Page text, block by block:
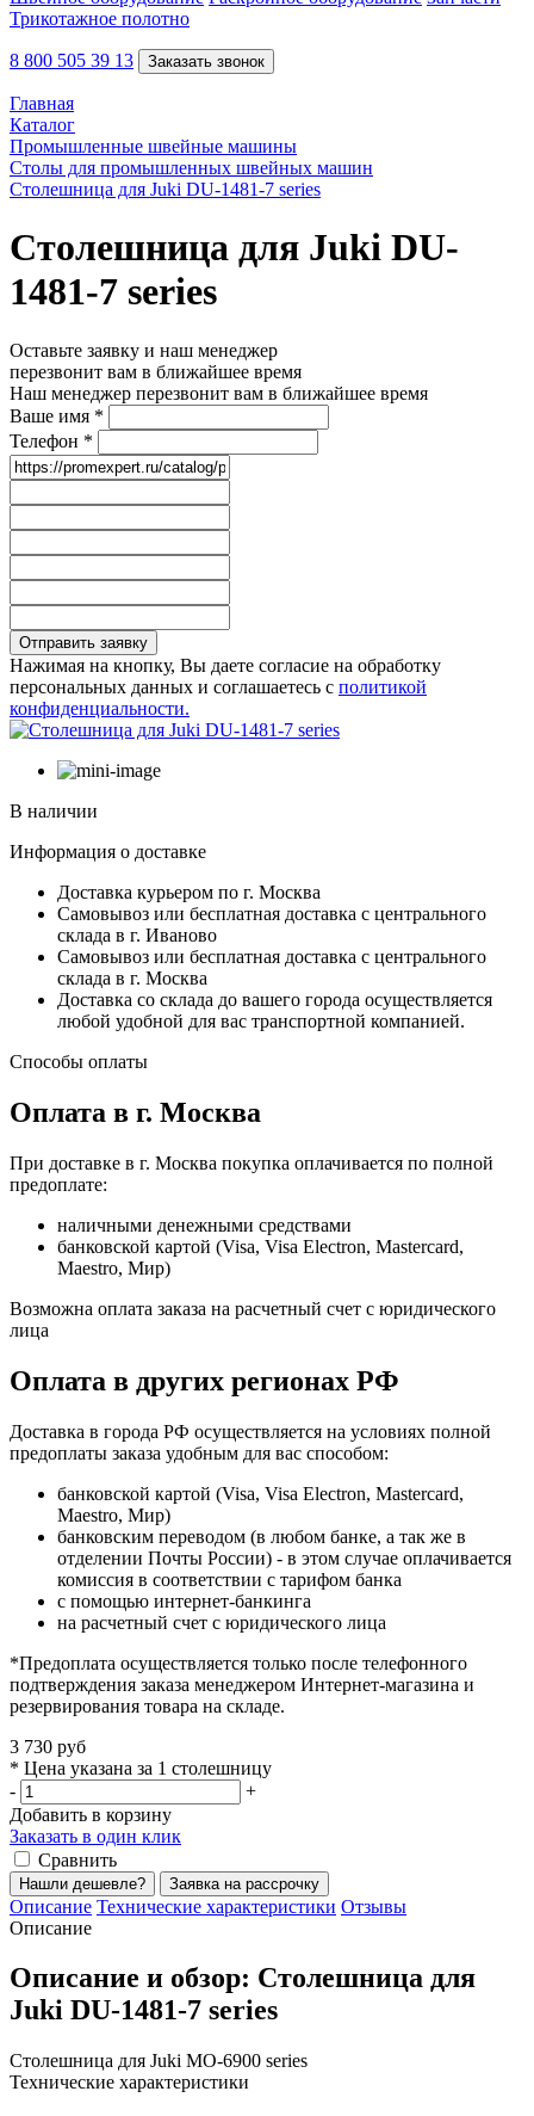
Трикотажное полотно
8 800 505 39 13 Заказать звонок
Главная
Каталог
Промышленные швейные машины
Столы для промышленных швейных машин
Столешница для Juki DU-1481-7 series
Столешница для Juki DU-
1481-7 series
Оставьте заявку и наш менеджер
перезвонит вам в ближайшее время
Наш менеджер перезвонит вам в ближайшее время
Ваше имя *
Телефон *
Отправить заявку
Нажимая на кнопку, Вы даете согласие на обработку
персональных данных и соглашаетесь с политикой
конфиденциальности.
В наличии
Информация о доставке
Доставка курьером по г. Москва
Самовывоз или бесплатная доставка с центрального
склада в г. Иваново
Самовывоз или бесплатная доставка с центрального
склада в г. Москва
Доставка со склада до вашего города осуществляется
любой удобной для вас транспортной компанией.
Способы оплаты
Оплата в г. Москва
При доставке в г. Москва покупка оплачивается по полной
предоплате:
наличными денежными средствами
банковской картой (Visa, Visa Electron, Mastercard,
Maestro, Мир)
Возможна оплата заказа на расчетный счет с юридического
лица
Оплата в других регионах РФ
Доставка в города РФ осуществляется на условиях полной
предоплаты заказа удобным для вас способом:
банковской картой (Visa, Visa Electron, Mastercard,
Maestro, Мир)
банковским переводом (в любом банке, а так же в
отделении Почты России) - в этом случае оплачивается
комиссия в соответствии с тарифом банка
с помощью интернет-банкинга
на расчетный счет с юридического лица
*Предоплата осуществляется только после телефонного
подтверждения заказа менеджером Интернет-магазина и
резервирования товара на складе.
3 730 руб
* Цена указана за 1 столешницу
-
+
Добавить в корзину
Заказать в один клик
Сравнить
Нашли дешевле? Заявка на рассрочку
Описание Технические характеристики Отзывы
Описание
Описание и обзор: Столешница для
Juki DU-1481-7 series
Столешница для Juki MO-6900 series
Технические характеристики